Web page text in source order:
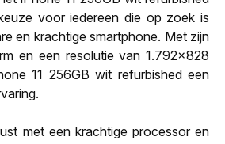
voor iedereen die op zoek is
en krachtige smartphone. Met zijn
en een resolutie van 1.792x828
11 256GB wit refurbished een
met een krachtige processor en